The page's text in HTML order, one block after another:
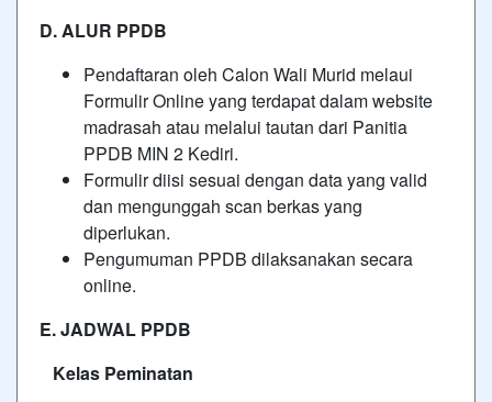
D. ALUR PPDB
Pendaftaran oleh Calon Wali Murid melaui
Formulir Online yang terdapat dalam website
madrasah atau melalui tautan dari Panitia
PPDB MIN 2 Kediri.
Formulir diisi sesuai dengan data yang valid
dan mengunggah scan berkas yang
diperlukan.
Pengumuman PPDB dilaksanakan secara
online.
E. JADWAL PPDB
Kelas Peminatan